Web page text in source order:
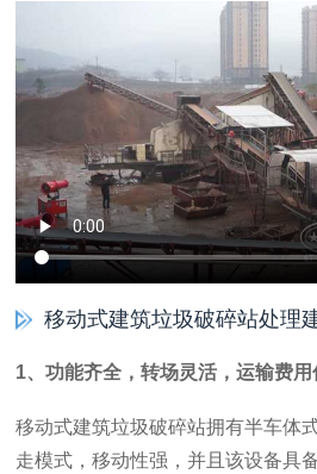
移动式建筑垃圾破碎站处理
1、功能齐全，转场灵活，运输费用
移动式建筑垃圾破碎站拥有半车体
走模式，移动性强，并且该设备具